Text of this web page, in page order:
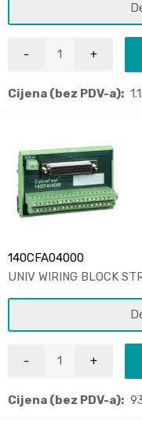
Cijena (bez PDV-a):
140CFA04000
UNIV WIRING BLOCK
Cijena (bez PDV-a):